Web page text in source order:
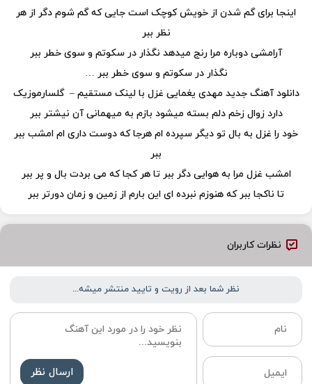
اینجا برای گم شدن از خویش کوچک است جایی که گم شوم دگر از هر
نظر ببر
آرامشی دوباره مرا رنج میدهد نگذار در سکوتم و سوی خطر ببر
نگذار در سکوتم و سوی خطر ببر …
دانلود آهنگ جدید مهدی یغمایی غزل با لینک مستقیم – گلسارموزیک
دارد زوال زخم دلم بسته میشود بازم به میهمانی آن نیشتر ببر
خود را غزل به بال تو دیگر سپرده ام هرجا که دوست داری ام امشب ببر
ببر
امشب غزل مرا به هوایی دگر ببر تا هر کجا که می بردت بال و پر ببر
تا ناکجا ببر که هنوزم نبرده ای این بارم از زمین و زمان دورتر ببر
نظرات کاربران
نظر شما بعد از رویت و تایید منتشر میشه...
ارسال نظر